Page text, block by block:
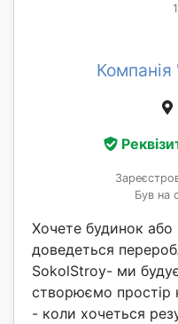
Компанія
Був на
Хочете будинок
доведеться
SokolStroy- ми
створюємо простір
- коли хочеться